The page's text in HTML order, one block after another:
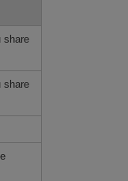
share
share